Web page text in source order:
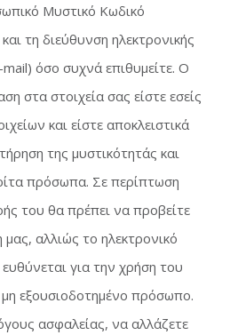
Μυστικό Κωδικό
τη διεύθυνση ηλεκτρονικής
όσο συχνά επιθυμείτε. Ο
στα στοιχεία σας είστε εσείς
και είστε αποκλειστικά
της μυστικότητάς και
πρόσωπα. Σε περίπτωση
του θα πρέπει να προβείτε
αλλιώς το ηλεκτρονικό
για την χρήση του
εξουσιοδοτημένο πρόσωπο.
ασφαλείας, να αλλάζετε